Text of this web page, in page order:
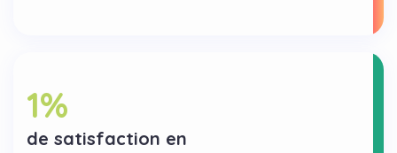
1%
de satisfaction en